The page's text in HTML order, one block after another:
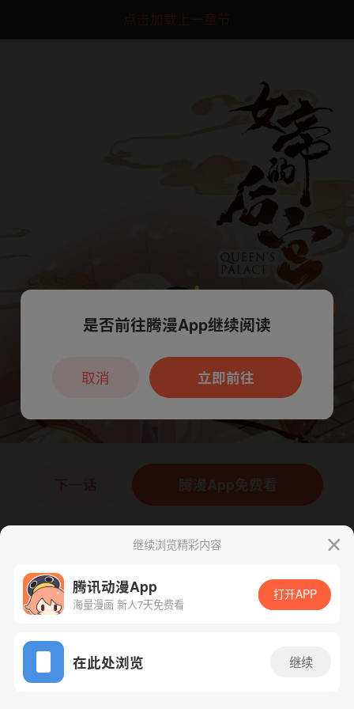
点击加载上一章节
App免费看
腾漫App免费看
继续浏览精彩内容
腾讯动漫App
海量漫画 新人7天免费看
打开APP
在此处浏览 继续
本章节仅支持App阅读，可打开App新用
户7天免费看
是否前往腾漫App继续阅读
立即前往
取消